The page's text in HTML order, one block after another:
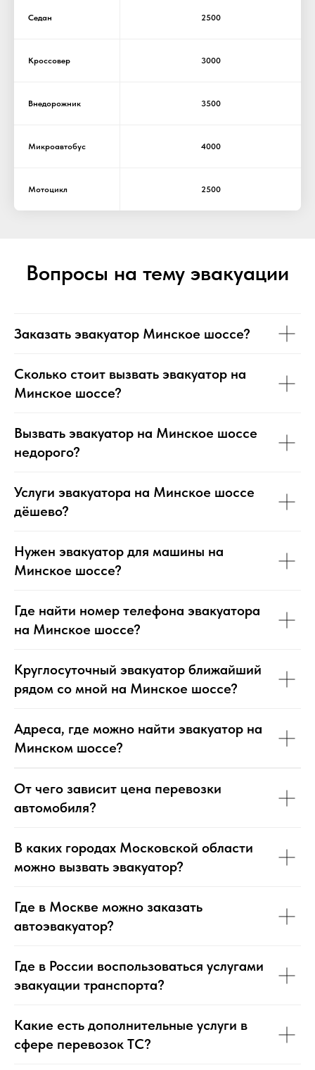
Седан 2500
Кроссовер 3000
Внедорожник 3500
Микроавтобус 4000
Мотоцикл 2500
Вопросы на тему эвакуации
Заказать эвакуатор Минское шоссе?
Сколько стоит вызвать эвакуатор на
Минское шоссе?
Вызвать эвакуатор на Минское шоссе
недорого?
Услуги эвакуатора на Минское шоссе
дёшево?
Нужен эвакуатор для машины на
Минское шоссе?
Где найти номер телефона эвакуатора
на Минское шоссе?
Круглосуточный эвакуатор ближайший
рядом со мной на Минское шоссе?
Адреса, где можно найти эвакуатор на
Минском шоссе?
От чего зависит цена перевозки
автомобиля?
В каких городах Московской области
можно вызвать эвакуатор?
Где в Москве можно заказать
автоэвакуатор?
Где в России воспользоваться услугами
эвакуации транспорта?
Какие есть дополнительные услуги в
сфере перевозок ТС?